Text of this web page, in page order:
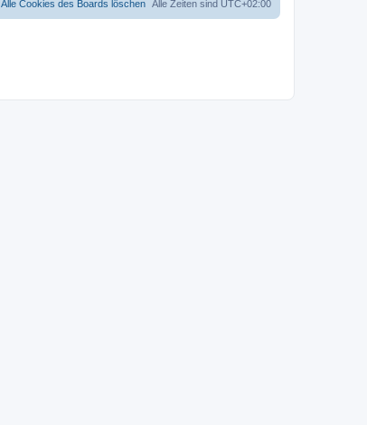
Alle Zeiten sind UTC+02:00
Alle Cookies des Boards löschen